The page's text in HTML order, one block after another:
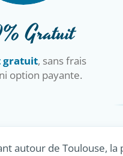
Gratuit
gratuit, sans frais
option payante.
autour de Toulouse,